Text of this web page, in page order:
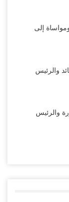
بالرئاسي وصراع
اتهامه لطارق
إلى
والرئيس
والرئيس